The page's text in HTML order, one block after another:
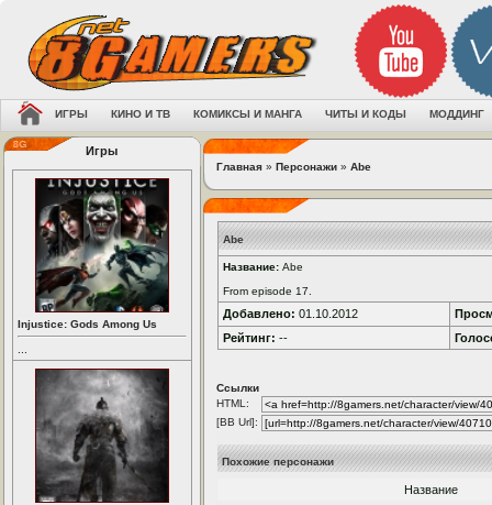
ИГРЫ КИНО И ТВ КОМИКСЫ И МАНГА ЧИТЫ И КОДЫ МОДДИНГ
Игры
Injustice: Gods Among Us
Главная » Персонажи » Abe
Abe
Название: Abe
From episode 17.
Добавлено: 01.10.2012
Рейтинг: --
Ссылки
HTML:
[BB Url]:
Похожие персонажи
Название